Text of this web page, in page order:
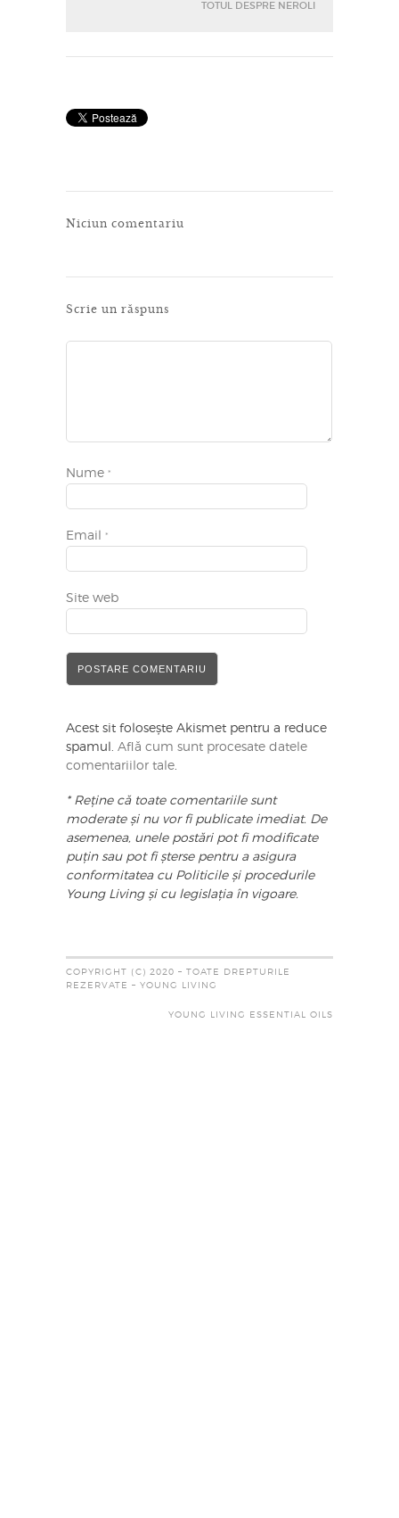
TOTUL DESPRE NEROLI
Niciun comentariu
Scrie un răspuns
Nume *
Email *
Site web
Acest sit folosește Akismet pentru a reduce
spamul. Află cum sunt procesate datele
comentariilor tale.
* Reține că toate comentariile sunt
moderate și nu vor fi publicate imediat. De
asemenea, unele postări pot fi modificate
puțin sau pot fi șterse pentru a asigura
conformitatea cu Politicile și procedurile
Young Living și cu legislația în vigoare.
COPYRIGHT (C) 2020 – TOATE DREPTURILE
REZERVATE – YOUNG LIVING
YOUNG LIVING ESSENTIAL OILS